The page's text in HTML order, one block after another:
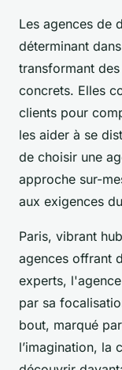
Les agences de
déterminant
transformant
concrets. Elles
clients pour
les aider à se
de choisir une
approche sur-
aux exigences
Paris, vibrant
agences offrant
experts,
par sa
bout, marqué
l’imagination, la